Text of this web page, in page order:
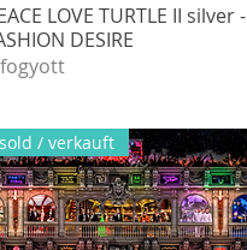
Gyorsnézet
LOVE TURTLE II silver -
DESIRE
sold / verkauft